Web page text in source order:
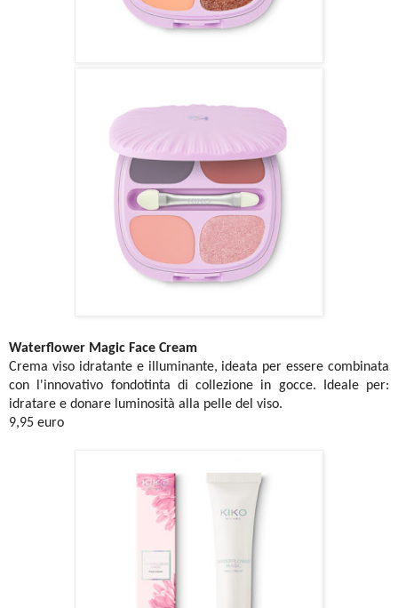
Waterflower Magic Face Cream
Crema viso idratante e illuminante, ideata per essere combinata
con l'innovativo fondotinta di collezione in gocce. Ideale per:
idratare e donare luminosità alla pelle del viso.
9,95 euro